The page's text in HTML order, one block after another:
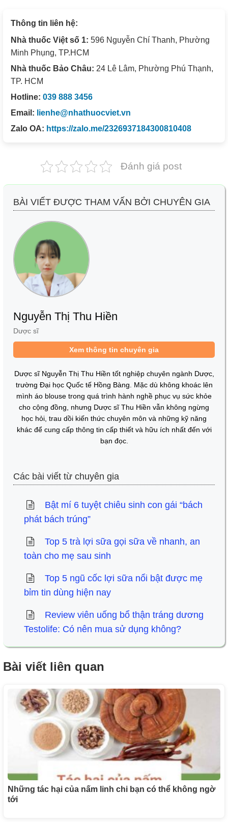
Thông tin liên hệ:
Nhà thuốc Việt số 1: 596 Nguyễn Chí Thanh, Phường
Minh Phụng, TP.HCM
Nhà thuốc Bảo Châu: 24 Lê Lâm, Phường Phú Thạnh,
TP. HCM
Hotline: 039 888 3456
Email: lienhe@nhathuocviet.vn
Zalo OA: https://zalo.me/2326937184300810408
Đánh giá post
BÀI VIẾT ĐƯỢC THAM VẤN BỞI CHUYÊN GIA
Nguyễn Thị Thu Hiền
Dược sĩ
Xem thông tin chuyên gia
Dược sĩ Nguyễn Thị Thu Hiền tốt nghiệp chuyên ngành Dược,
trường Đại học Quốc tế Hồng Bàng. Mặc dù không khoác lên
mình áo blouse trong quá trình hành nghề phục vụ sức khỏe
cho cộng đồng, nhưng Dược sĩ Thu Hiền vẫn không ngừng
học hỏi, trau dồi kiến thức chuyên môn và những kỹ năng
khác để cung cấp thông tin cấp thiết và hữu ích nhất đến với
bạn đọc.
Các bài viết từ chuyên gia
Bật mí 6 tuyệt chiêu sinh con gái “bách
phát bách trúng”
Top 5 trà lợi sữa gọi sữa về nhanh, an
toàn cho mẹ sau sinh
Top 5 ngũ cốc lợi sữa nổi bật được mẹ
bỉm tin dùng hiện nay
Review viên uống bổ thận tráng dương
Testolife: Có nên mua sử dụng không?
Bài viết liên quan
Những tác hại của nấm linh chi bạn có thể không ngờ
tới